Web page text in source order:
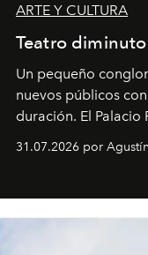
ARTE Y CULTURA
Teatro diminuto
Un pequeño
nuevos públicos
duración. El Palacio
miniobras. Sus
31.07.2026 por